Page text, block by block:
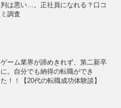
判は悪い…。正社員になれる？口コ
ミ調査
ゲーム業界が諦めきれず、第二新卒
に。自分でも納得の転職ができ
た！！【20代の転職成功体験談】